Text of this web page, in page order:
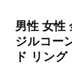
男性 女性
ジルコー
ド リング